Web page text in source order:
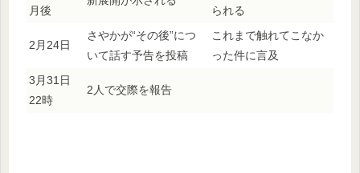
月後
られる
2月24日
さやかが“その後”につ
いて話す予告を投稿
これまで触れてこなか
った件に言及
3月31日
22時
2人で交際を報告